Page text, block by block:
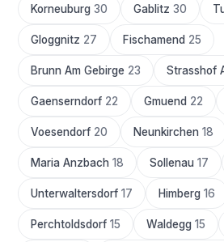
Korneuburg 30 Gablitz 30
Gloggnitz 27 Fischamend 25
Brunn Am Gebirge 23 Strasshof
Gaenserndorf 22 Gmuend 22
Voesendorf 20 Neunkirchen 18
Maria Anzbach 18 Sollenau 17
Unterwaltersdorf 17 Himberg 16
Perchtoldsdorf 15 Waldegg 15